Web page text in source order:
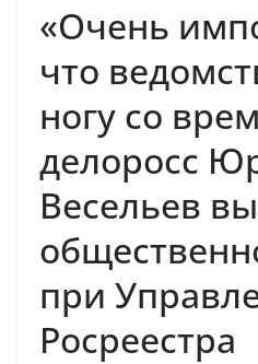
«Очень
что
ногу со
делоросс
Весельев
при
Росреестра